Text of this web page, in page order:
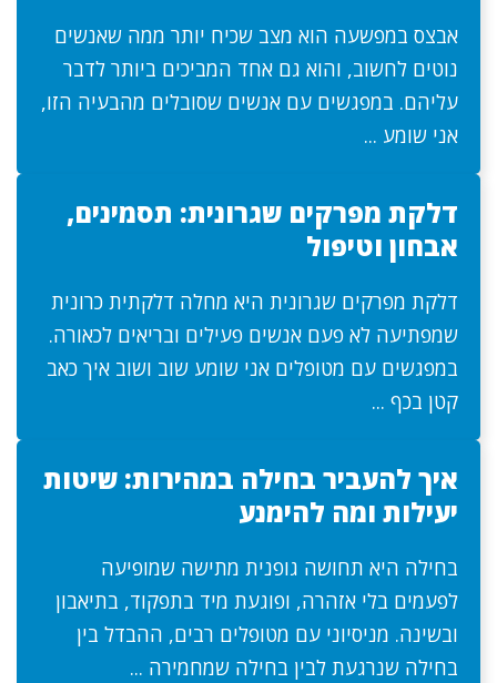
אבצס במפשעה הוא מצב שכיח יותר ממה שאנשים
נוטים לחשוב, והוא גם אחד המביכים ביותר לדבר
עליהם. במפגשים עם אנשים שסובלים מהבעיה הזו,
אני שומע ...
דלקת מפרקים שגרונית: תסמינים,
אבחון וטיפול
דלקת מפרקים שגרונית היא מחלה דלקתית כרונית
שמפתיעה לא פעם אנשים פעילים ובריאים לכאורה.
במפגשים עם מטופלים אני שומע שוב ושוב איך כאב
קטן בכף ...
איך להעביר בחילה במהירות: שיטות
יעילות ומה להימנע
בחילה היא תחושה גופנית מתישה שמופיעה
לפעמים בלי אזהרה, ופוגעת מיד בתפקוד, בתיאבון
ובשינה. מניסיוני עם מטופלים רבים, ההבדל בין
בחילה שנרגעת לבין בחילה שמחמירה ...